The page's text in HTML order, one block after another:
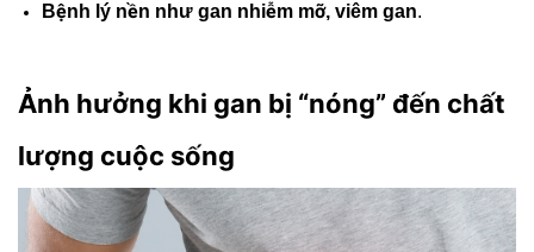
Bệnh lý nền như gan nhiễm mỡ, viêm gan.
Ảnh hưởng khi gan bị “nóng” đến chất
lượng cuộc sống